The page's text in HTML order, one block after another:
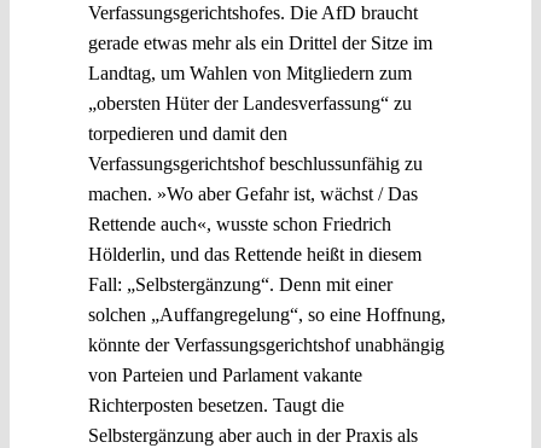
Verfassungsgerichtshofes. Die AfD braucht
gerade etwas mehr als ein Drittel der Sitze im
Landtag, um Wahlen von Mitgliedern zum
„obersten Hüter der Landesverfassung“ zu
torpedieren und damit den
Verfassungsgerichtshof beschlussunfähig zu
machen. »Wo aber Gefahr ist, wächst / Das
Rettende auch«, wusste schon Friedrich
Hölderlin, und das Rettende heißt in diesem
Fall: „Selbstergänzung“. Denn mit einer
solchen „Auffangregelung“, so eine Hoffnung,
könnte der Verfassungsgerichtshof unabhängig
von Parteien und Parlament vakante
Richterposten besetzen. Taugt die
Selbstergänzung aber auch in der Praxis als